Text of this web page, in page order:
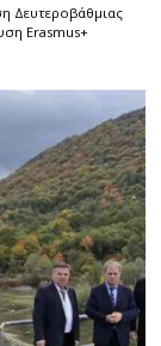
Δευτεροβάθμιας
Erasmus+